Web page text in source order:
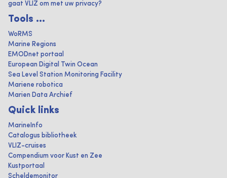
gaat VLIZ om met uw privacy?
Tools ...
WoRMS
Marine Regions
EMODnet portaal
European Digital Twin Ocean
Sea Level Station Monitoring Facility
Mariene robotica
Marien Data Archief
Quick links
MarineInfo
Catalogus bibliotheek
VLIZ-cruises
Compendium voor Kust en Zee
Kustportaal
Scheldemonitor